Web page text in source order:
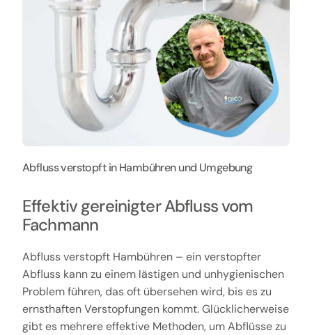
Abfluss verstopft in Hambühren und Umgebung
Effektiv gereinigter Abfluss vom
Fachmann
Abfluss verstopft Hambühren – ein verstopfter
Abfluss kann zu einem lästigen und unhygienischen
Problem führen, das oft übersehen wird, bis es zu
ernsthaften Verstopfungen kommt. Glücklicherweise
gibt es mehrere effektive Methoden, um Abflüsse zu